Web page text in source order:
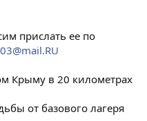
прислать ее по
Крыму в 20 километрах
от базового лагеря